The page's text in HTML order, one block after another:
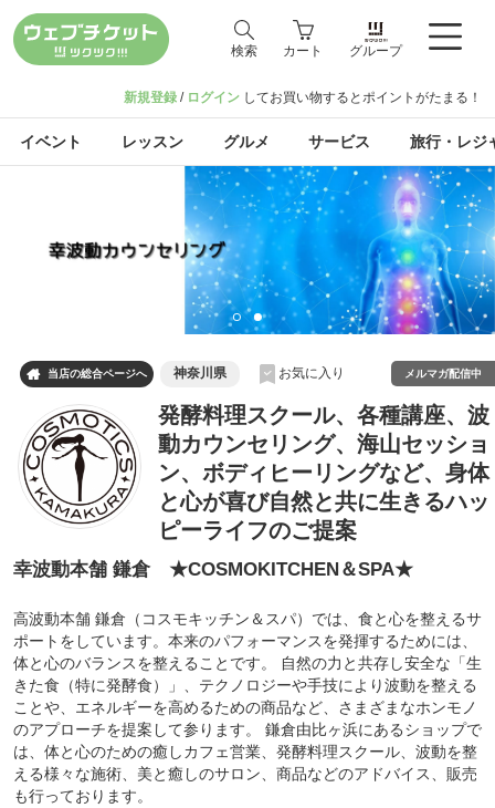
検索 カート グループ
新規登録 / ログイン してお買い物するとポイントがたまる！
イベント レッスン グルメ サービス 旅行・レジ
 当店の総合ページへ 神奈川県 お気に入り メルマガ配信中
発酵料理スクール、各種講座、波
動カウンセリング、海山セッショ
ン、ボディヒーリングなど、身体
と心が喜び自然と共に生きるハッ
ピーライフのご提案
幸波動本舗 鎌倉 ★COSMOKITCHEN＆SPA★
高波動本舗 鎌倉（コスモキッチン＆スパ）では、食と心を整えるサ
ポートをしています。本来のパフォーマンスを発揮するためには、
体と心のバランスを整えることです。 自然の力と共存し安全な「生
きた食（特に発酵食）」、テクノロジーや手技により波動を整える
ことや、エネルギーを高めるための商品など、さまざまなホンモノ
のアプローチを提案して参ります。 鎌倉由比ヶ浜にあるショップで
は、体と心のための癒しカフェ営業、発酵料理スクール、波動を整
える様々な施術、美と癒しのサロン、商品などのアドバイス、販売
も行っております。